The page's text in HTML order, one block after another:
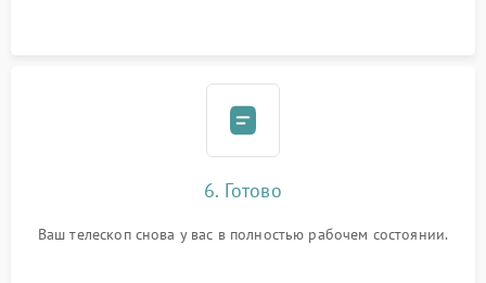
6. Готово
Ваш телескоп снова у вас в полностью рабочем состоянии.